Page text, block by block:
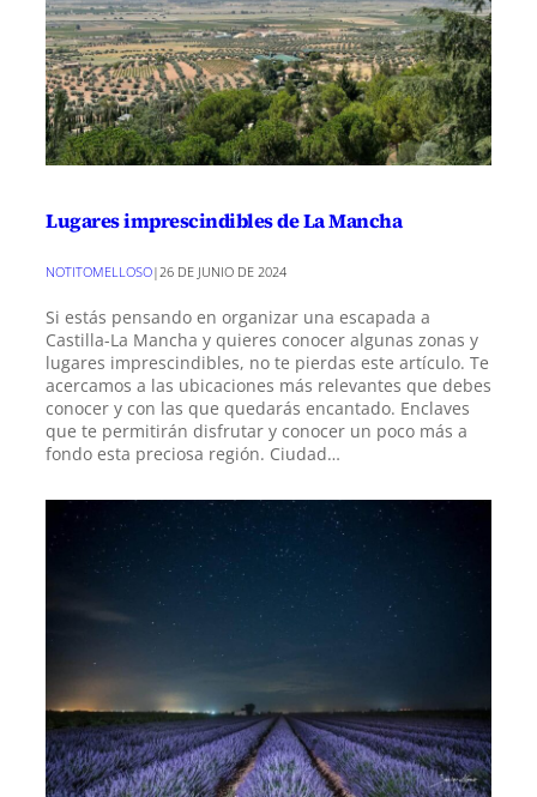
Lugares imprescindibles de La Mancha
NOTITOMELLOSO| 26 DE JUNIO DE 2024
Si estás pensando en organizar una escapada a
Castilla-La Mancha y quieres conocer algunas zonas y
lugares imprescindibles, no te pierdas este artículo. Te
acercamos a las ubicaciones más relevantes que debes
conocer y con las que quedarás encantado. Enclaves
que te permitirán disfrutar y conocer un poco más a
fondo esta preciosa región. Ciudad…